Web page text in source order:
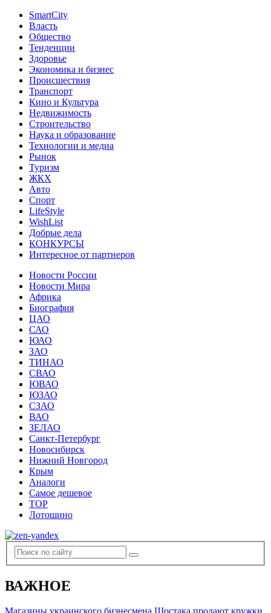
SmartCity
Власть
Общество
Тенденции
Здоровье
Экономика и бизнес
Происшествия
Транспорт
Кино и Культура
Недвижимость
Строительство
Наука и образование
Технологии и медиа
Рынок
Туризм
ЖКХ
Авто
Спорт
LifeStyle
WishList
Добрые дела
КОНКУРСЫ
Интересное от партнеров
Новости России
Новости Мира
Африка
Биография
ЦАО
САО
ЮАО
ЗАО
ТИНАО
СВАО
ЮВАО
ЮЗАО
СЗАО
ВАО
ЗЕЛАО
Санкт-Петербург
Новосибирск
Нижний Новгород
Крым
Аналоги
Самое дешевое
TOP
Лотошино
ВАЖНОЕ